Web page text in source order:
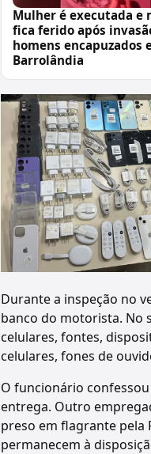
Mulher é executada e
fica ferido após
homens encapuzados
Barrolândia
Durante a inspeção no
banco do motorista. No
celulares, fontes,
celulares, fones de
O funcionário
entrega. Outro
preso em flagrante pela
permanecem à